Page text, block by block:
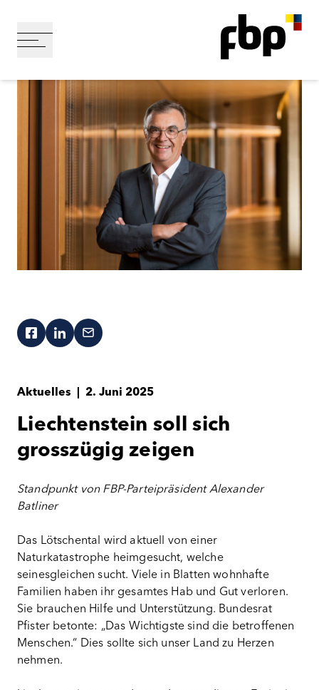
Aktuelles 2. Juni 2025
Liechtenstein soll sich
grosszügig zeigen
Standpunkt von FBP-Parteipräsident Alexander
Batliner
Das Lötschental wird aktuell von einer
Naturkatastrophe heimgesucht, welche
seinesgleichen sucht. Viele in Blatten wohnhafte
Familien haben ihr gesamtes Hab und Gut verloren.
Sie brauchen Hilfe und Unterstützung. Bundesrat
Pfister betonte: „Das Wichtigste sind die betroffenen
Menschen.“ Dies sollte sich unser Land zu Herzen
nehmen.